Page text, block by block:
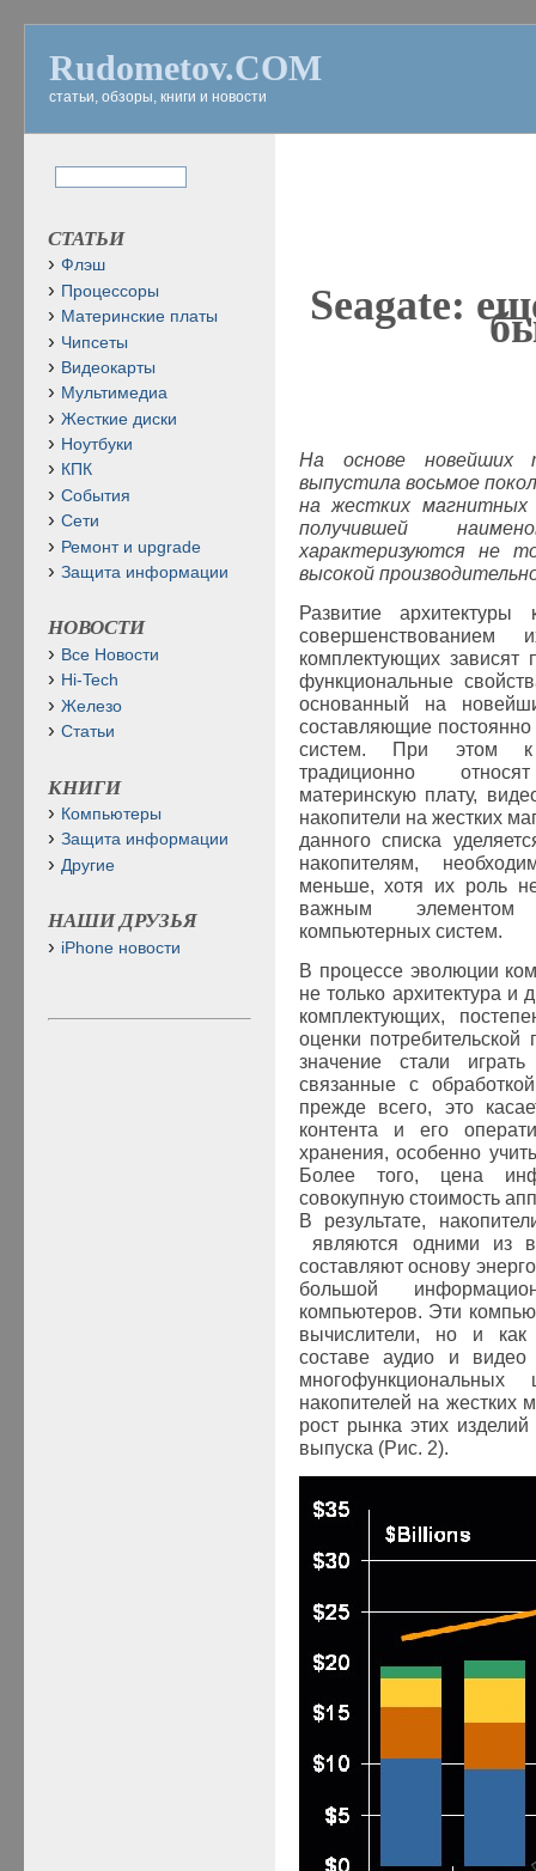
Rudometov.COM
статьи, обзоры, книги и новости
Seagate:
На основе новейших
выпустила восьмое
на жестких магнитных
получившей
характеризуются не
высокой
Развитие
комплектующих зависят
функциональные
основанный на
составляющие
систем. При этом к
традиционно
материнскую плату,
накопители на жестких
данного списка
накопителям,
меньше, хотя их роль
важным элементом
компьютерных систем.
В процессе эволюции
не только архитектура и
комплектующих,
оценки
значение стали
связанные с
прежде всего, это
контента и его
хранения, особенно
Более того, цена
совокупную стоимость
В результате,
являются одними из
составляют основу
большой
компьютеров. Эти
вычислители, но и как
составе аудио и
накопителей на жестких
рост рынка этих
выпуска (Рис. 2).
СТАТЬИ
Флэш
Процессоры
Материнские платы
Чипсеты
Видеокарты
Мультимедиа
Жесткие диски
Ноутбуки
КПК
События
Сети
Ремонт и upgrade
Защита информации
НОВОСТИ
Все Новости
Hi-Tech
Железо
Статьи
КНИГИ
Компьютеры
Защита информации
Другие
НАШИ ДРУЗЬЯ
iPhone новости